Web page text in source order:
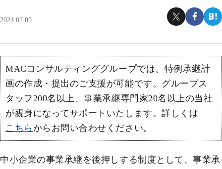
2024.02.09
MACコンサルティンググループでは、特例承継計
画の作成・提出のご支援が可能です。グループス
タッフ200名以上、事業承継専門家20名以上の当社
が親身になってサポートいたします。詳しくは
こちらからお問い合わせください。
中小企業の事業承継を後押しする制度として、事業承